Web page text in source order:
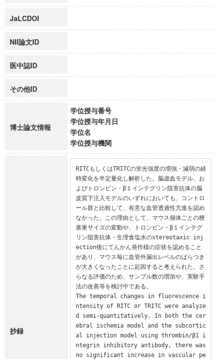
JaLCDOI
NII論文ID
医中誌ID
その他ID
博士論文情報
学位授与番号
学位授与年月日
学位名
学位授与機関
抄録
RITCもしくはTRITCの蛍光強度の増強・減弱の経
時変化を半定量化し解析した。脳虚血モデル、お
よびトロンビン・β１インテグリン阻害抗体の脳
皮質下注入モデルのいずれにおいても、コントロ
ール群と比較して、有意な血管透過性亢進を認め
なかった。この理由として、マウス個体ごとの梗
塞巣サイズの変動や、トロンビン・β１インテグ
リン阻害抗体・生理食塩水のstereotaxic inj
ection後にてんかん発作様の症状を認めること
があり、マウス毎に血管外漏出レベルのばらつき
が大きくなったことに起因すると考えられた。さ
らなる評価のため、サンプル数の増加や、実験手
法の改善等を検討中である。
The temporal changes in fluorescence i
ntensity of RITC or TRITC were analyze
d semi-quantitatively. In both the cer
ebral ischemia model and the subcortic
al injection model using thrombin/β1 i
ntegrin inhibitory antibody, there was
no significant increase in vascular pe